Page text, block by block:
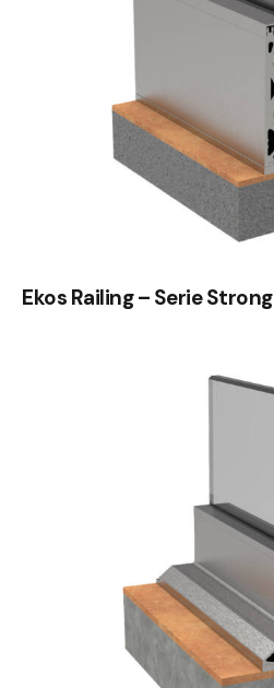
Ekos Railing – Serie Strong